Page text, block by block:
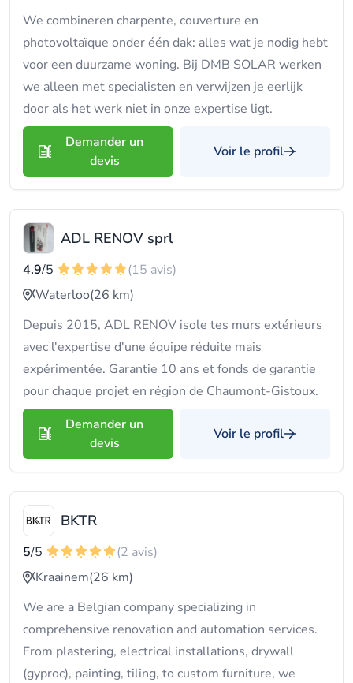
We combineren charpente, couverture en
photovoltaïque onder één dak: alles wat je nodig hebt
voor een duurzame woning. Bij DMB SOLAR werken
we alleen met specialisten en verwijzen je eerlijk
door als het werk niet in onze expertise ligt.
Demander un
devis
Voir le profil
ADL RENOV sprl
4.9/5
(15 avis)
Waterloo(26 km)
Depuis 2015, ADL RENOV isole tes murs extérieurs
avec l'expertise d'une équipe réduite mais
expérimentée. Garantie 10 ans et fonds de garantie
pour chaque projet en région de Chaumont-Gistoux.
Demander un
devis
Voir le profil
BKTR
5/5
(2 avis)
Kraainem(26 km)
We are a Belgian company specializing in
comprehensive renovation and automation services.
From plastering, electrical installations, drywall
(gyproc), painting, tiling, to custom furniture, we